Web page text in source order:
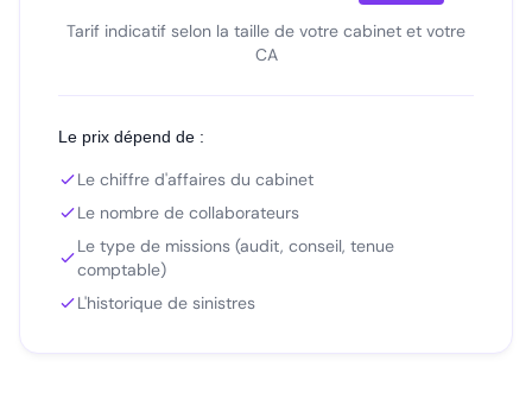
Tarif indicatif selon la taille de votre cabinet et votre
CA
Le prix dépend de :
Le chiffre d'affaires du cabinet
Le nombre de collaborateurs
Le type de missions (audit, conseil, tenue
comptable)
L'historique de sinistres